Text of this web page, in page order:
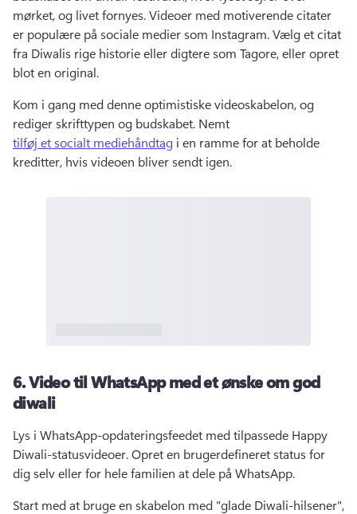
mørket, og livet fornyes. Videoer med motiverende citater
er populære på sociale medier som Instagram. Vælg et citat
fra Diwalis rige historie eller digtere som Tagore, eller opret
blot en original.
Kom i gang med denne optimistiske videoskabelon, og
rediger skrifttypen og budskabet. Nemt
tilføj et socialt mediehåndtag i en ramme for at beholde
kreditter, hvis videoen bliver sendt igen.
6.Video til WhatsApp med et ønske om god
diwali
Lys i WhatsApp-opdateringsfeedet med tilpassede Happy
Diwali-statusvideoer. Opret en brugerdefineret status for
dig selv eller for hele familien at dele på WhatsApp.
Start med at bruge en skabelon med "glade Diwali-hilsener",